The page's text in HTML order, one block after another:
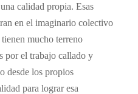
calidad propia. Esas
en el imaginario colectivo
mucho terreno
por el trabajo callado y
desde los propios
para lograr esa